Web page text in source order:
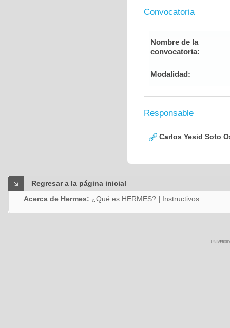
Convocatoria
Nombre de la
convocatoria:
Modalidad:
Responsable
Carlos Yesid Soto
Regresar a la página inicial
Acerca de Hermes: ¿Qué es HERMES? | Instructivos